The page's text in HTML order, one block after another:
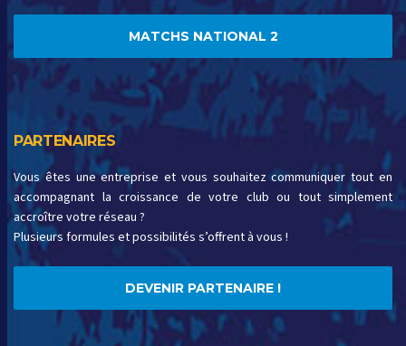
MATCHS NATIONAL 2
PARTENAIRES
Vous êtes une entreprise et vous souhaitez communiquer tout en
accompagnant la croissance de votre club ou tout simplement
accroître votre réseau ?
Plusieurs formules et possibilités s’offrent à vous !
DEVENIR PARTENAIRE !